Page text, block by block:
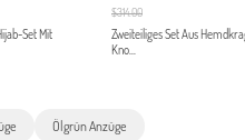
Set Mit
$314.00
Zweiteiliges Set Aus
Kno...
Ölgrün Anzüge